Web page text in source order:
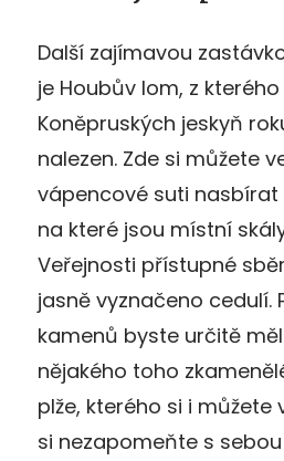
Další zajímavou
je Houbův lom, z
Koněpruských jeskyň
nalezen. Zde si můžete
vápencové suti nasbírat
na které jsou místní
Veřejnosti přístupné
jasně vyznačeno cedulí.
kamenů byste určitě
nějakého toho
plže, kterého si i můžete
si nezapomeňte s